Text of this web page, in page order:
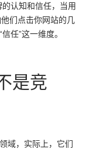
认知和信任，当用
们点击你网站的几
任”这一维度。
是竞
域，实际上，它们